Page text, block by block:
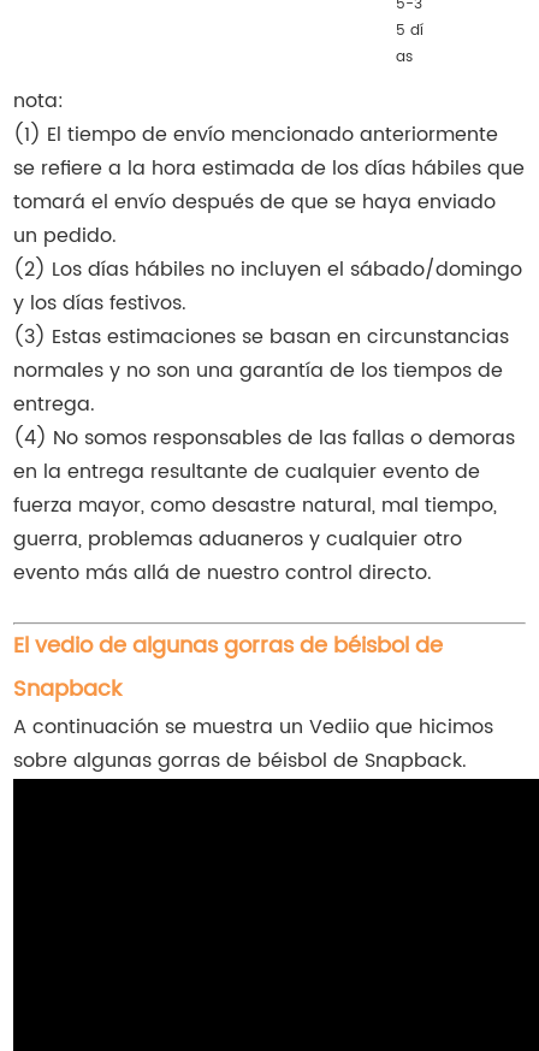
5 dí
as
nota:
(1) El tiempo de envío mencionado anteriormente
se refiere a la hora estimada de los días hábiles que
tomará el envío después de que se haya enviado
un pedido.
(2) Los días hábiles no incluyen el sábado/domingo
y los días festivos.
(3) Estas estimaciones se basan en circunstancias
normales y no son una garantía de los tiempos de
entrega.
(4) No somos responsables de las fallas o demoras
en la entrega resultante de cualquier evento de
fuerza mayor, como desastre natural, mal tiempo,
guerra, problemas aduaneros y cualquier otro
evento más allá de nuestro control directo.
El vedio de algunas gorras de béisbol de
Snapback
A continuación se muestra un Vediio que hicimos
sobre algunas gorras de béisbol de Snapback.